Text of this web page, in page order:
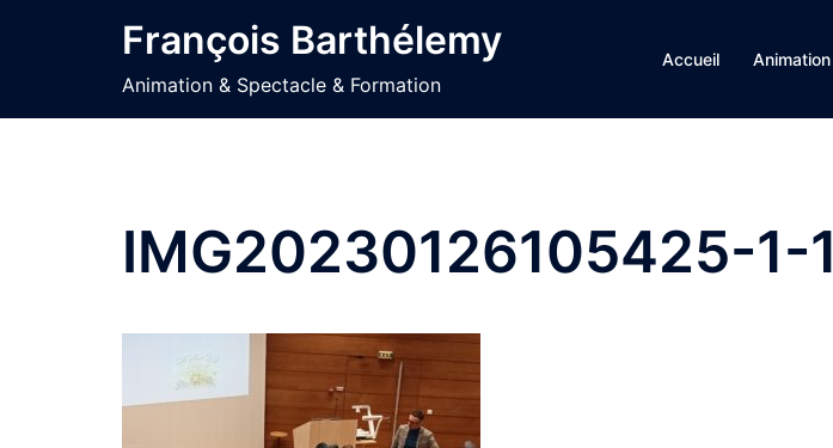
François Barthélemy
Animation & Spectacle & Formation
Accueil Animation
IMG20230126105425-1-1